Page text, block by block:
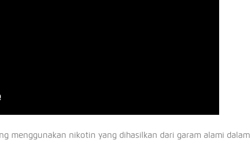
menggunakan nikotin yang dihasilkan dari garam alami dalam